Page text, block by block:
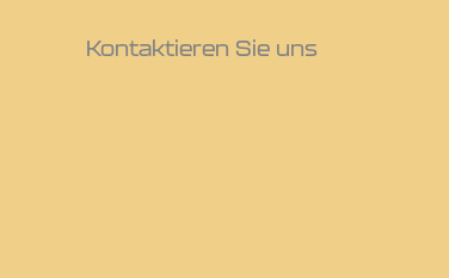
Kontaktieren Sie uns